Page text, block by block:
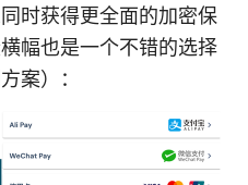
时获得更全面的加密保
幅也是一个不错的选择
案）：